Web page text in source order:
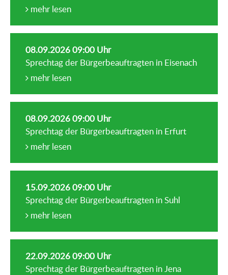
mehr lesen
08.09.2026 09:00 Uhr
Sprechtag der Bürgerbeauftragten in Eisenach
mehr lesen
08.09.2026 09:00 Uhr
Sprechtag der Bürgerbeauftragten in Erfurt
mehr lesen
15.09.2026 09:00 Uhr
Sprechtag der Bürgerbeauftragten in Suhl
mehr lesen
22.09.2026 09:00 Uhr
Sprechtag der Bürgerbeauftragten in Jena